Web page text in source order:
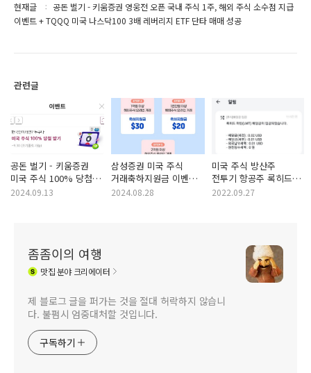
현재글
공돈 벌기 - 키움증권 영웅전 오픈 국내 주식 1주, 해외 주식 소수점 지급
이벤트 + TQQQ 미국 나스닥100 3배 레버리지 ETF 단타 매매 성공
관련글
공돈 벌기 - 키움증권
미국 주식 100% 당첨
받기 이벤트
2024.09.13
삼성증권 미국 주식
거래축하지원금 이벤트
tip, 해외주식
2024.08.28
미국 주식 방산주
전투기 항공주 록히드
마틴 LMT 2022년 9월
2022.09.27
좀좀이의 여행
맛집분야 크리에이터
제 블로그 글을 퍼가는 것을 절대 허락하지 않습니
다. 불펌시 엄중대처할 것입니다.
구독하기